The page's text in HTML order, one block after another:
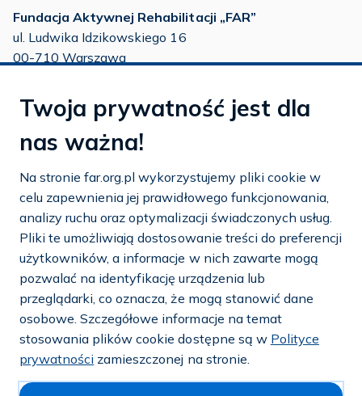
Fundacja Aktywnej Rehabilitacji „FAR”
ul. Ludwika Idzikowskiego 16
00-710 Warszawa
tel.:22 651 88 03
22 858 26 39
tel.:22 642 22 91
e-mail:info@far.org.pl
© 2026 — FAR.org.pl
Polityka prywatności i cookies
Mapa strony
Dostosuj cookies
Twoja prywatność jest dla
nas ważna!
Na stronie far.org.pl wykorzystujemy pliki cookie w
celu zapewnienia jej prawidłowego funkcjonowania,
analizy ruchu oraz optymalizacji świadczonych usług.
Pliki te umożliwiają dostosowanie treści do preferencji
użytkowników, a informacje w nich zawarte mogą
pozwalać na identyfikację urządzenia lub
przeglądarki, co oznacza, że mogą stanowić dane
osobowe. Szczegółowe informacje na temat
stosowania plików cookie dostępne są w Polityce
prywatności zamieszczonej na stronie.